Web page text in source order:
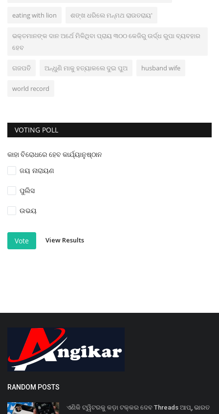
eating with lion ଶଙ୍ଖ ଧରିଲେ ମନ୍ମଥ ରାଉତରାୟ'
ଭକ୍ତମାନଙ୍କ ଦାନ ଅର୍ଥେ ମିଳିଥିବା ପ୍ରାୟ ୩୦୦ କେଜିରୁ ଉର୍ଦ୍ଧ ରୁପା ବ୍ୟବହାର
ହେବ
ଗଜପତି ଅନ୍ଧୁଣି ମାକୁ ହତ୍ୟାକଲେ ଦୁଇ ପୁଅ husband wife
world record
VOTING POLL
କାହା ବିରୋଧରେ ହେବ କାର୍ଯ୍ୟାନୁଷ୍ଠାନ
ଜୟ ନାରାୟଣ
ପୁଲିସ
ଉଭୟ
Vote View Results
RANDOM POSTS
ଏଣିକି ଟ୍ୱିଟରକୁ କଡ଼ା ଟକ୍କର ଦେବ Threads ଆପ୍‌, ଭାରତ